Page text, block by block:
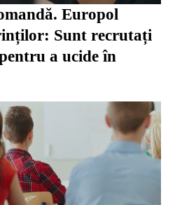
Europol
Sunt recrutați
a ucide în